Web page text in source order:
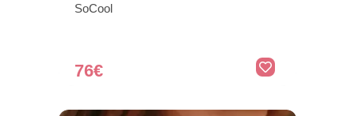
SoCool
76€